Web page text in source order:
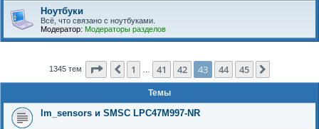
Ноутбуки
Всё, что связано с ноутбуками.
Модератор: Модераторы разделов
1345 тем Страница 43из 45
Пред.
1 41 42 43 44 45
Темы
lm_sensors и SMSC LPC47M997-NR